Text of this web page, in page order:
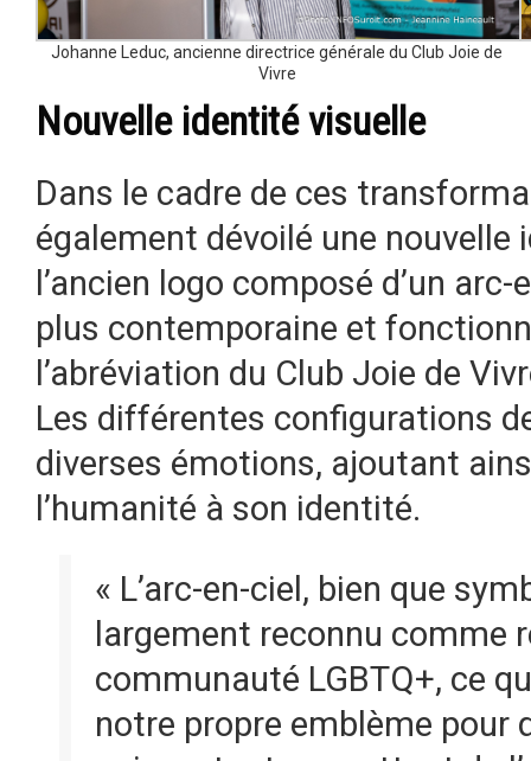
Johanne Leduc, ancienne directrice générale du Club Joie de
Vivre
Nouvelle identité visuelle
Dans le cadre de ces
également dévoilé une
l’ancien logo composé d’un
plus contemporaine et
l’abréviation du Club Joie de
Les différentes configurations
diverses émotions, ajoutant
l’humanité à son identité.
« L’arc-en-ciel, bien que
largement reconnu comme
communauté LGBTQ+, ce
notre propre emblème pour